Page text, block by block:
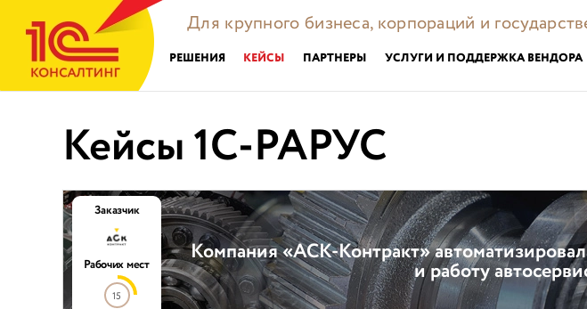
Для крупного бизнеса, корпораций и
РЕШЕНИЯ КЕЙСЫ ПАРТНЕРЫ УСЛУГИ И ПОДДЕРЖКА ВЕНДОРА
Кейсы 1С-РАРУС
Компания «АСК-Контракт»
и работу
Заказчик
Рабочих мест
15